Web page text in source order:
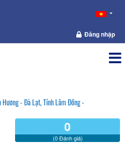
Đăng nhập
Hương - Đà Lạt, Tỉnh Lâm Đồng -
0
(0 Đánh giá)